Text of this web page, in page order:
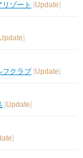
ゾート
[Update]
Update
フクラブ [Update]
Update
]